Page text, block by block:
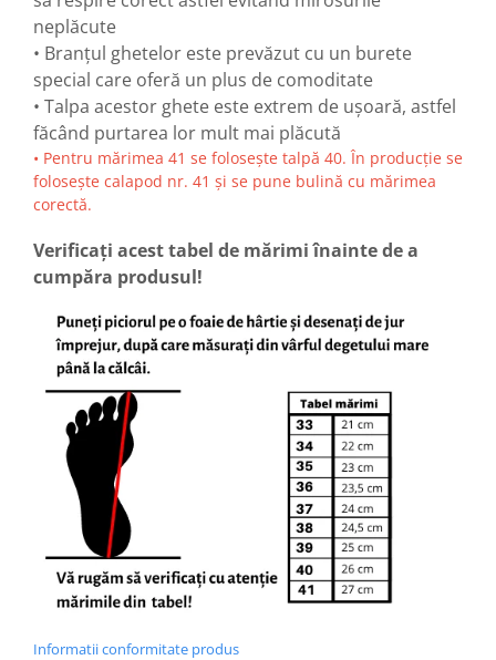
neplăcute
• Branțul ghetelor este prevăzut cu un burete
special care oferă un plus de comoditate
• Talpa acestor ghete este extrem de ușoară, astfel
făcând purtarea lor mult mai plăcută
• Pentru mărimea 41 se folosește talpă 40. În producție se
folosește calapod nr. 41 și se pune bulină cu mărimea
corectă.
Verificați acest tabel de mărimi înainte de a
cumpăra produsul!
Informatii conformitate produs